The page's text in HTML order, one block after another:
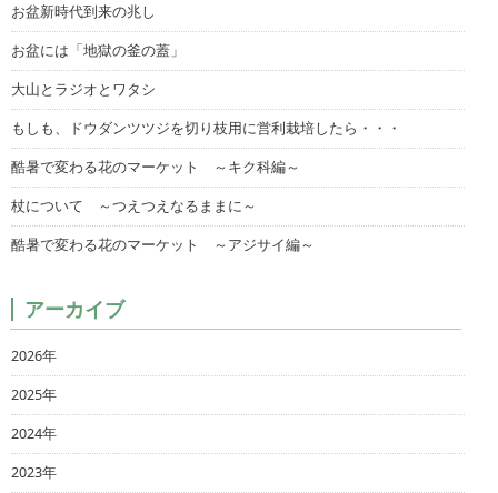
お盆新時代到来の兆し
お盆には「地獄の釜の蓋」
大山とラジオとワタシ
もしも、ドウダンツツジを切り枝用に営利栽培したら・・・
酷暑で変わる花のマーケット ～キク科編～
杖について ～つえつえなるままに～
酷暑で変わる花のマーケット ～アジサイ編～
アーカイブ
2026年
2025年
2024年
2023年